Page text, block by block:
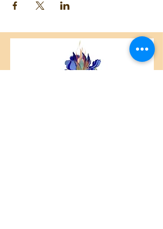
514-462-6805 ou 514-728-9622
Lundi 19h00 à 20h30
Durée : 10 semaines - 11 avril au 13 juin
Coût : 99 $ pour la session
ou 96 $ (rabais de 3$), si payé par